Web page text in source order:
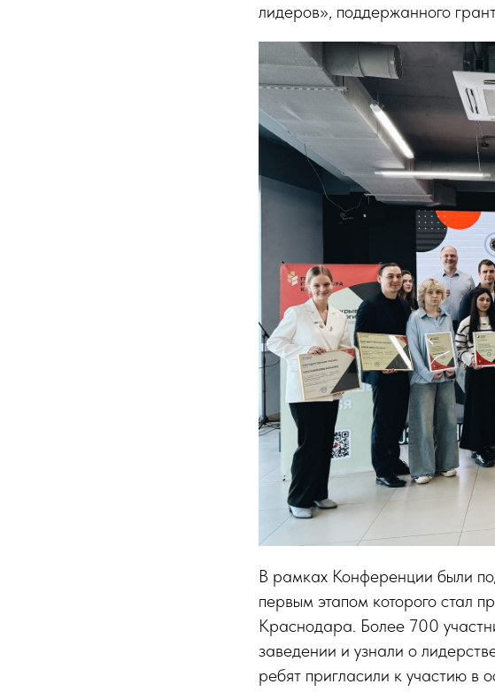
лидеров», поддержанного
В рамках Конференции были
первым этапом которого стал
Краснодара. Более 700
заведении и узнали о
ребят пригласили к участию в